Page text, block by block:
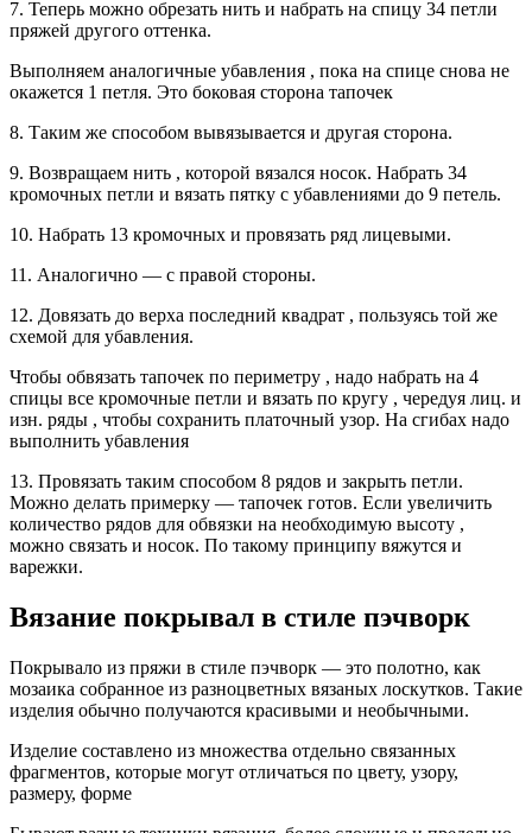
7. Теперь можно обрезать нить и набрать на спицу 34 петли
пряжей другого оттенка.
Выполняем аналогичные убавления , пока на спице снова не
окажется 1 петля. Это боковая сторона тапочек
8. Таким же способом вывязывается и другая сторона.
9. Возвращаем нить , которой вязался носок. Набрать 34
кромочных петли и вязать пятку с убавлениями до 9 петель.
10. Набрать 13 кромочных и провязать ряд лицевыми.
11. Аналогично — с правой стороны.
12. Довязать до верха последний квадрат , пользуясь той же
схемой для убавления.
Чтобы обвязать тапочек по периметру , надо набрать на 4
спицы все кромочные петли и вязать по кругу , чередуя лиц. и
изн. ряды , чтобы сохранить платочный узор. На сгибах надо
выполнить убавления
13. Провязать таким способом 8 рядов и закрыть петли.
Можно делать примерку — тапочек готов. Если увеличить
количество рядов для обвязки на необходимую высоту ,
можно связать и носок. По такому принципу вяжутся и
варежки.
Вязание покрывал в стиле пэчворк
Покрывало из пряжи в стиле пэчворк — это полотно, как
мозаика собранное из разноцветных вязаных лоскутков. Такие
изделия обычно получаются красивыми и необычными.
Изделие составлено из множества отдельно связанных
фрагментов, которые могут отличаться по цвету, узору,
размеру, форме